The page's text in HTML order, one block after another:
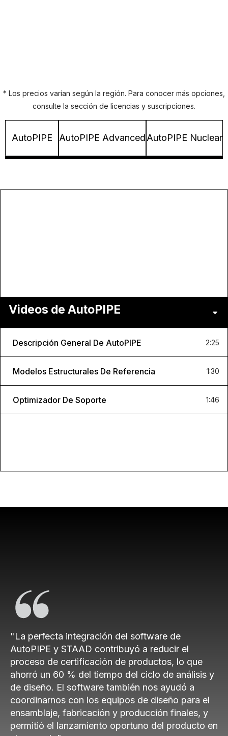
* Los precios varían según la región. Para conocer más opciones,
consulte la sección de licencias y suscripciones.
AutoPIPE AutoPIPE AdvancedAutoPIPE Nuclear
Videos de AutoPIPE
Descripción General De AutoPIPE 2:25
Modelos Estructurales De Referencia 1:30
Optimizador De Soporte 1:46
"La perfecta integración del software de
AutoPIPE y STAAD contribuyó a reducir el
proceso de certificación de productos, lo que
ahorró un 60 % del tiempo del ciclo de análisis y
de diseño. El software también nos ayudó a
coordinarnos con los equipos de diseño para el
ensamblaje, fabricación y producción finales, y
permitió el lanzamiento oportuno del producto en